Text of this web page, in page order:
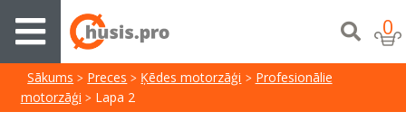
0
Sākums Preces Ķēdes motorzāģi
Profesionālie
motorzāģi
Lapa 2